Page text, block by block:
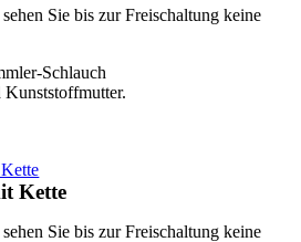
sehen Sie bis zur Freischaltung keine
Schlauch
Kette
sehen Sie bis zur Freischaltung keine